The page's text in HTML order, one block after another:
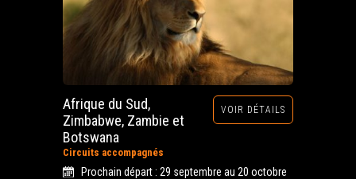
Afrique du Sud,
Zimbabwe, Zambie et
Botswana
Circuits accompagnés
VOIR DÉTAILS
Prochain départ : 29 septembre au 20 octobre